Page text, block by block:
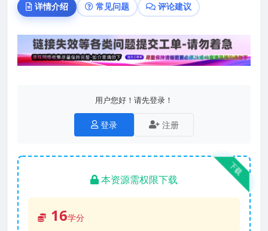
详情介绍 常见问题 评论建议
用户您好！请先登录！
登录 注册
下载
本资源需权限下载
16学分